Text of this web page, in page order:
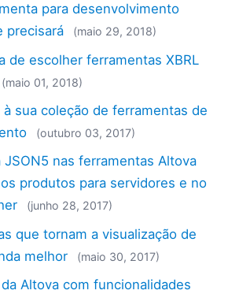
para desenvolvimento
precisará
(maio 29, 2018)
de escolher ferramentas XBRL
(maio 01, 2018)
sua coleção de ferramentas de
(outubro 03, 2017)
JSON5 nas ferramentas Altova
produtos para servidores e no
(junho 28, 2017)
que tornam a visualização de
melhor
(maio 30, 2017)
Altova com funcionalidades